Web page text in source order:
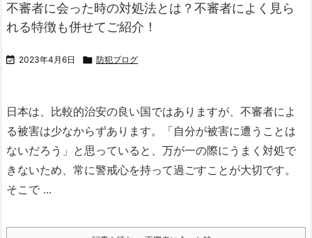
不審者に会った時の対処法とは？不審者によく見ら
れる特徴も併せてご紹介！
 2023年4月6日  防犯ブログ
日本は、比較的治安の良い国ではありますが、不審者によ
る被害は少なからずあります。
「自分が被害に遭うことは
ないだろう」と思っていると、万が一の際にうまく対処で
きないため、常に警戒心を持って過ごすことが大切です。
そこで ...